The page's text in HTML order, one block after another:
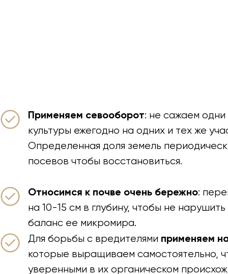
Применяем севооборот: не сажаем одни
культуры ежегодно на одних и тех же
Определенная доля земель
посевов чтобы восстановиться.
Относимся к почве очень бережно:
на 10-15 см в глубину, чтобы не
баланс ее микромира.
Для борьбы с вредителями применяем
которые выращиваем самостоятельно,
уверенными в их органическом